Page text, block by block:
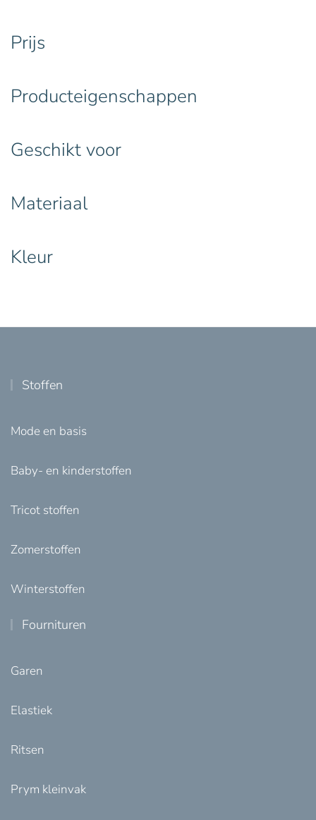
Prijs
Producteigenschappen
Geschikt voor
Materiaal
Kleur
Stoffen
Mode en basis
Baby- en kinderstoffen
Tricot stoffen
Zomerstoffen
Winterstoffen
Fournituren
Garen
Elastiek
Ritsen
Prym kleinvak